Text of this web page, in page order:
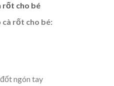
rốt cho bé
cà rốt cho bé:
ngón tay